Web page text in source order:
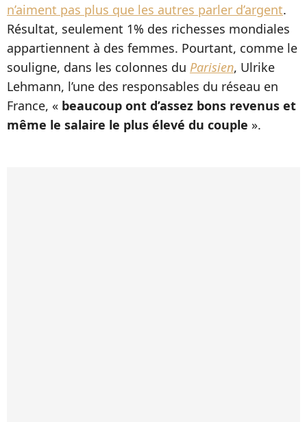
n’aiment pas plus que les autres parler d’argent.
Résultat, seulement 1% des richesses mondiales
appartiennent à des femmes. Pourtant, comme le
souligne, dans les colonnes du Parisien, Ulrike
Lehmann, l’une des responsables du réseau en
France, « beaucoup ont d’assez bons revenus et
même le salaire le plus élevé du couple ».